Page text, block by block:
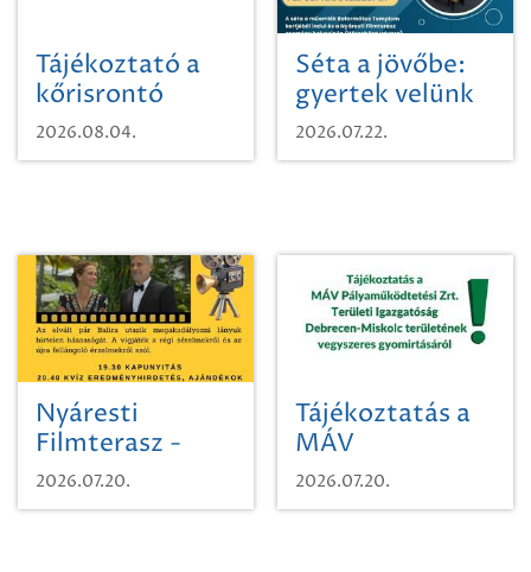
Tájékoztató a
kőrisrontó
karcsúdíszbogárról
2026.08.04.
Séta a jövőbe:
gyertek velünk
egy városi
időutazásra!
2026.07.22.
Nyáresti
Filmterasz -
Beugró a
Paradicsomba
2026.07.20.
Tájékoztatás a
MÁV
Pályaműködtetési
Zrt. Területi
2026.07.20.